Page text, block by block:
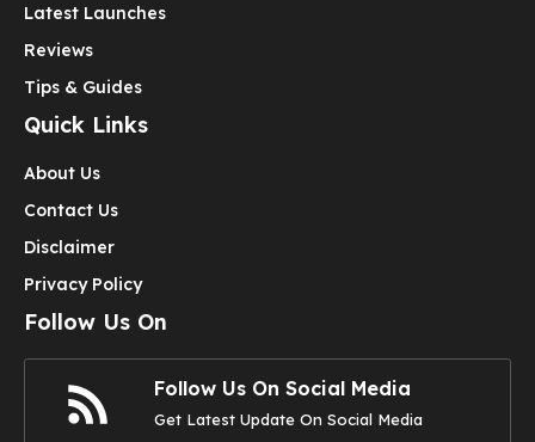
Latest Launches
Reviews
Tips & Guides
Quick Links
About Us
Contact Us
Disclaimer
Privacy Policy
Follow Us On
Follow Us On Social Media
Get Latest Update On Social Media